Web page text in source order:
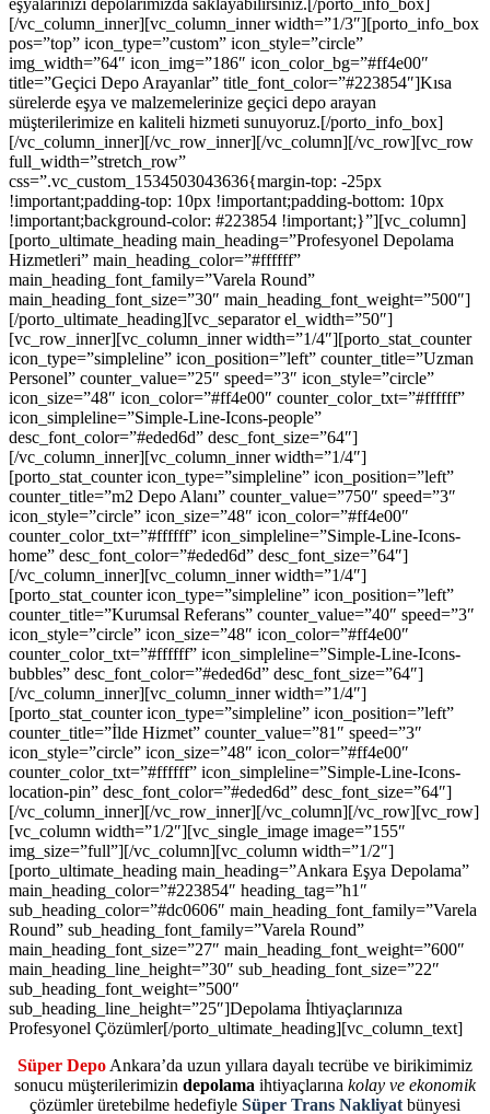
Süper Depo Ankara’da uzun yıllara dayalı tecrübe ve birikimimiz
sonucu müşterilerimizin depolama ihtiyaçlarına kolay ve ekonomik
çözümler üretebilme hedefiyle Süper Trans Nakliyat bünyesi